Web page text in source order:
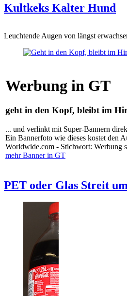
Kultkeks Kalter Hund
Leuchtende Augen von längst
Werbung in GT
geht in den Kopf, bleibt im
... und verlinkt mit Super-Bannern
Ein Bannerfoto wie dieses kostet den
Worldwide.com - Stichwort: Werbung
mehr Banner in GT
PET oder Glas Streit